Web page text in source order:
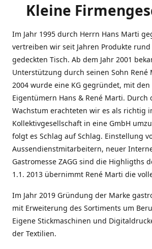
Kleine
Im Jahr 1995 durch Herrn Hans Marti
vertreiben wir seit Jahren Produkte
gedeckten Tisch. Ab dem Jahr 2001
Unterstützung durch seinen Sohn René
2004 wurde eine KG gegründet, mit den
Eigentümern Hans & René Marti. Durch
Wachstum erachteten wir es als richtig
Kollektivgesellschaft in eine GmbH
folgt es Schlag auf Schlag. Einstellung
Aussendienstmitarbeitern, neuer
Gastromesse ZAGG sind die Highligths
1.1. 2013 übernimmt René Marti die
Im Jahr 2019 Gründung der Marke
mit Erweiterung des Sortiments um
Eigene Stickmaschinen und
der Textilien.